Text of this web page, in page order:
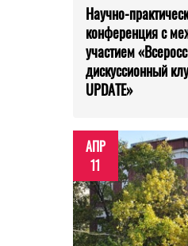
Научно-
конференция с
участием
дискуссионный
UPDATE»
АПР
11